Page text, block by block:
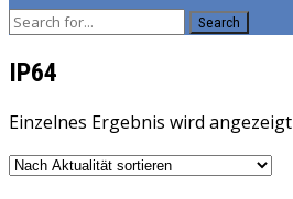
Search
‎IP64
Einzelnes Ergebnis wird angezeigt